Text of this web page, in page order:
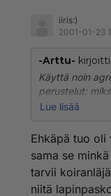
iiris:)
2001-01-23
-Arttu- kirjoitti:
Käyttä noin
perustelut:
sentää oppivat
Lue lisää
Ehkäpä tuo oli
sama se
tarvii
niitä